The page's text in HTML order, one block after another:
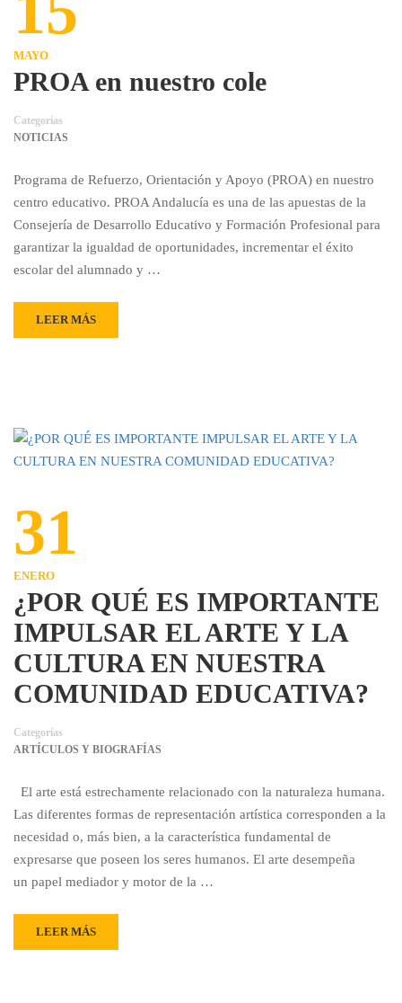
MAYO
PROA en nuestro cole
Categorías
NOTICIAS
Programa de Refuerzo, Orientación y Apoyo (PROA) en nuestro
centro educativo. PROA Andalucía es una de las apuestas de la
Consejería de Desarrollo Educativo y Formación Profesional para
garantizar la igualdad de oportunidades, incrementar el éxito
escolar del alumnado y …
LEER MÁS
31
ENERO
¿POR QUÉ ES IMPORTANTE
IMPULSAR EL ARTE Y LA
CULTURA EN NUESTRA
COMUNIDAD EDUCATIVA?
Categorías
ARTÍCULOS Y BIOGRAFÍAS
El arte está estrechamente relacionado con la naturaleza humana.
Las diferentes formas de representación artística corresponden a la
necesidad o, más bien, a la característica fundamental de
expresarse que poseen los seres humanos. El arte desempeña
un papel mediador y motor de la …
LEER MÁS